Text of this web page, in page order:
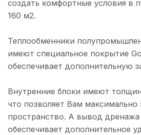
создать комфортные условия в
160 м2.
Теплообменники
имеют специальное покрытие
обеспечивает дополнительную
Внутренние блоки имеют
что позволяет Вам максимально
пространство. А вывод дренажа
обеспечивает дополнительное